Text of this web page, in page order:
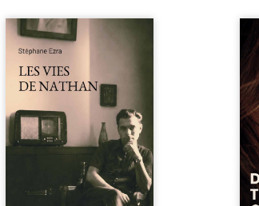
Les vies de Nathan est un
recueil de poésie né en trois
la première fois, Stéphane Ezra,
médium, a pu communiquer
avec son père, disparu depuis
plus de vingt ans et qu’il n’a
jamais connu. De ce dialogue
par-delà la mort naissent des
poèmes qui retracent une vie
marquée par la Seconde
Guerre mondiale, une identité
juive brisée, la guerre ...
À
ce